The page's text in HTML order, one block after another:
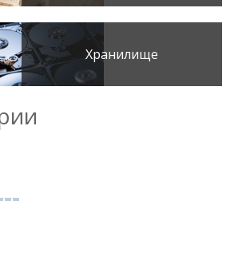
Хранилище